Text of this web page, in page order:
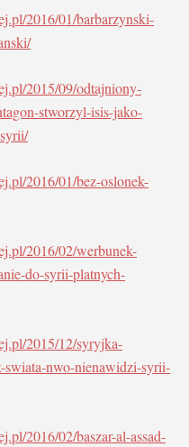
2016/01/barbarzynski-
2015/09/odtajniony-
stworzyl-isis-jako-
2016/01/bez-oslonek-
2016/02/werbunek-
do-syrii-platnych-
2015/12/syryjka-
swiata-nwo-nienawidzi-syrii-
2016/02/baszar-al-assad-